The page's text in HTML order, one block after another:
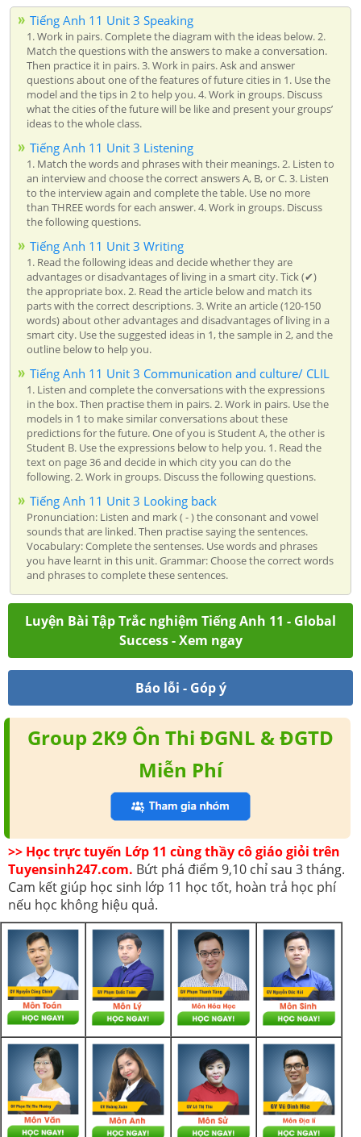
Tiếng Anh 11 Unit 3 Speaking
1. Work in pairs. Complete the diagram with the ideas below. 2.
Match the questions with the answers to make a conversation.
Then practice it in pairs. 3. Work in pairs. Ask and answer
questions about one of the features of future cities in 1. Use the
model and the tips in 2 to help you. 4. Work in groups. Discuss
what the cities of the future will be like and present your groups’
ideas to the whole class.
Tiếng Anh 11 Unit 3 Listening
1. Match the words and phrases with their meanings. 2. Listen to
an interview and choose the correct answers A, B, or C. 3. Listen
to the interview again and complete the table. Use no more
than THREE words for each answer. 4. Work in groups. Discuss
the following questions.
Tiếng Anh 11 Unit 3 Writing
1. Read the following ideas and decide whether they are
advantages or disadvantages of living in a smart city. Tick (✔)
the appropriate box. 2. Read the article below and match its
parts with the correct descriptions. 3. Write an article (120-150
words) about other advantages and disadvantages of living in a
smart city. Use the suggested ideas in 1, the sample in 2, and the
outline below to help you.
Tiếng Anh 11 Unit 3 Communication and culture/ CLIL
1. Listen and complete the conversations with the expressions
in the box. Then practise them in pairs. 2. Work in pairs. Use the
models in 1 to make similar conversations about these
predictions for the future. One of you is Student A, the other is
Student B. Use the expressions below to help you. 1. Read the
text on page 36 and decide in which city you can do the
following. 2. Work in groups. Discuss the following questions.
Tiếng Anh 11 Unit 3 Looking back
Pronunciation: Listen and mark ( - ) the consonant and vowel
sounds that are linked. Then practise saying the sentences.
Vocabulary: Complete the sentenses. Use words and phrases
you have learnt in this unit. Grammar: Choose the correct words
and phrases to complete these sentences.
Luyện Bài Tập Trắc nghiệm Tiếng Anh 11 - Global
Success - Xem ngay
Báo lỗi - Góp ý
Group 2K9 Ôn Thi ĐGNL & ĐGTD
Miễn Phí
>> Học trực tuyến Lớp 11 cùng thầy cô giáo giỏi trên
Tuyensinh247.com. Bứt phá điểm 9,10 chỉ sau 3 tháng.
Cam kết giúp học sinh lớp 11 học tốt, hoàn trả học phí
nếu học không hiệu quả.